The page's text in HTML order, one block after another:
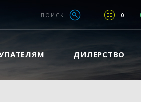
0
ПОИСК
ДИЛЕРСТВО